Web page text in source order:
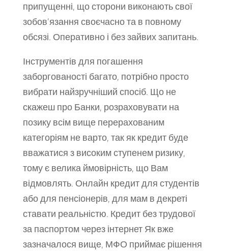
припущенні, що сторони виконають свої
зобов’язання своєчасно та в повному
обсязі. Оперативно і без зайвих запитань.
Інструментів для погашення
заборгованості багато, потрібно просто
вибрати найзручніший спосіб. Що не
скажеш про Банки, розраховувати на
позику всім вище перерахованим
категоріям не варто, так як кредит буде
вважатися з високим ступенем ризику,
тому є велика ймовірність, що Вам
відмовлять. Онлайн кредит для студентів
або для пенсіонерів, для мам в декреті
ставати реальністю. Кредит без трудової
за паспортом через інтернет Як вже
зазначалося вище, МФО приймає рішення